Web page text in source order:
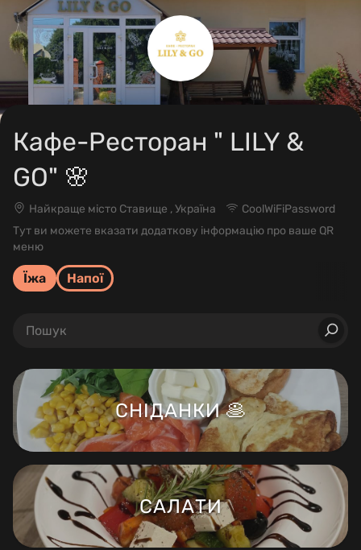
Кафе-Ресторан " LILY &
GO" 🌸
Найкраще місто Ставище , Україна
CoolWiFiPassword
Тут ви можете вказати додаткову інформацію про ваше QR
меню
Їжа Напої
СНІДАНКИ 🥞
САЛАТИ